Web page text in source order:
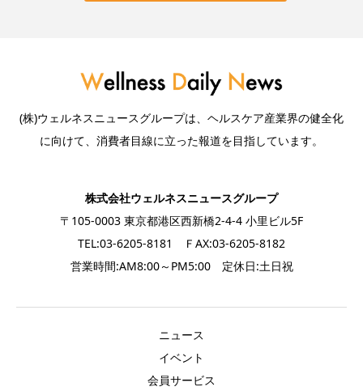
(株)ウェルネスニュースグループは、ヘルスケア産業界の健全化
に向けて、消費者目線に立った報道を目指しています。
株式会社ウェルネスニュースグループ
〒105-0003 東京都港区西新橋2-4-4 小里ビル5F
TEL:03-6205-8181 ＦAX:03-6205-8182
営業時間:AM8:00～PM5:00 定休日:土日祝
ニュース
イベント
会員サービス